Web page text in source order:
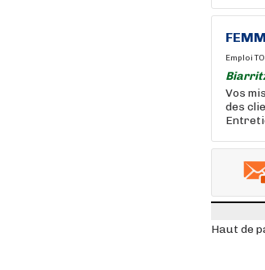
Emploi
Vos
des
Haut de